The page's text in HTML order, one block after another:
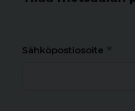
Sähköpostiosoite *